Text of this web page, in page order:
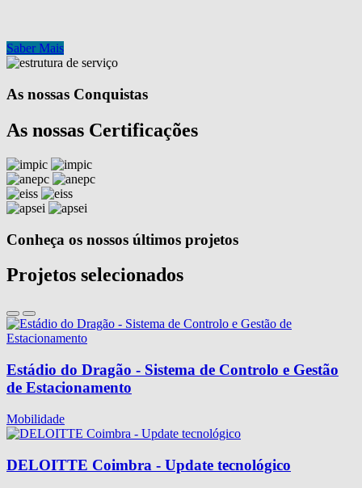
Saber Mais
As nossas Conquistas
As nossas Certificações
Conheça os nossos últimos projetos
Projetos selecionados
Estádio do Dragão - Sistema de Controlo e Gestão
de Estacionamento
Mobilidade
DELOITTE Coimbra - Update tecnológico